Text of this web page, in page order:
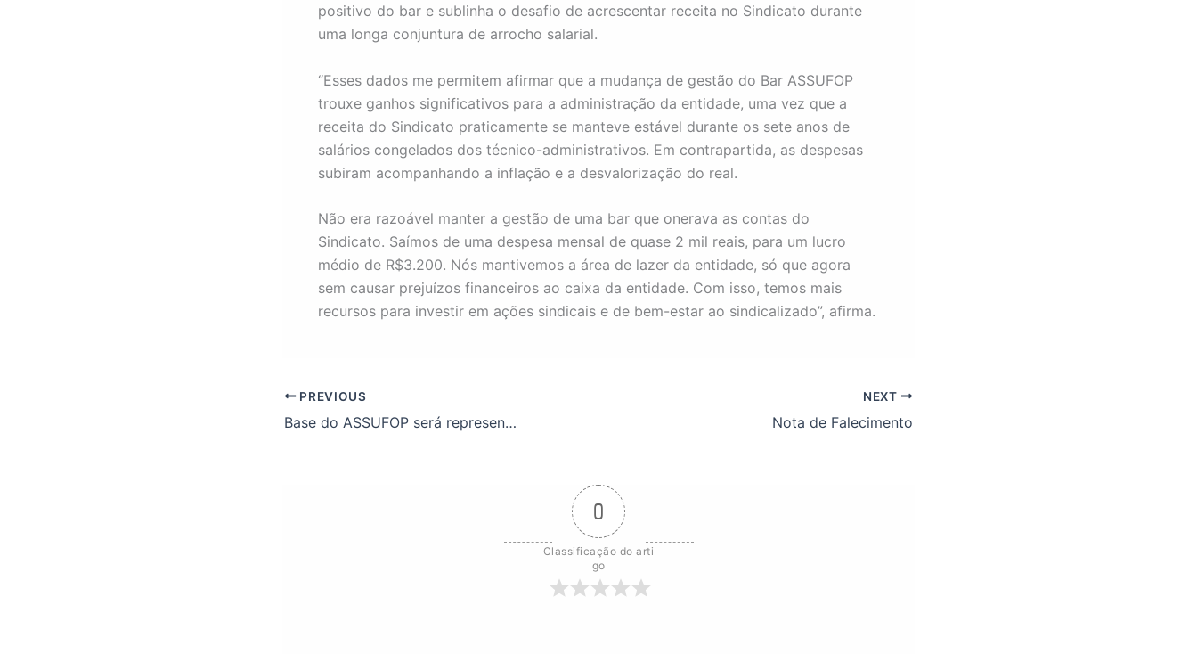
positivo do bar e sublinha o desafio de acrescentar receita no Sindicato durante
uma longa conjuntura de arrocho salarial.
“Esses dados me permitem afirmar que a mudança de gestão do Bar ASSUFOP
trouxe ganhos significativos para a administração da entidade, uma vez que a
receita do Sindicato praticamente se manteve estável durante os sete anos de
salários congelados dos técnico-administrativos. Em contrapartida, as despesas
subiram acompanhando a inflação e a desvalorização do real.
Não era razoável manter a gestão de uma bar que onerava as contas do
Sindicato. Saímos de uma despesa mensal de quase 2 mil reais, para um lucro
médio de R$3.200. Nós mantivemos a área de lazer da entidade, só que agora
sem causar prejuízos financeiros ao caixa da entidade. Com isso, temos mais
recursos para investir em ações sindicais e de bem-estar ao sindicalizado”, afirma.
PREVIOUS
Base do ASSUFOP será representada na Plenária da FASUBRA exclusivamente por mulheres
NEXT
Nota de Falecimento
0
Classificação do arti
go